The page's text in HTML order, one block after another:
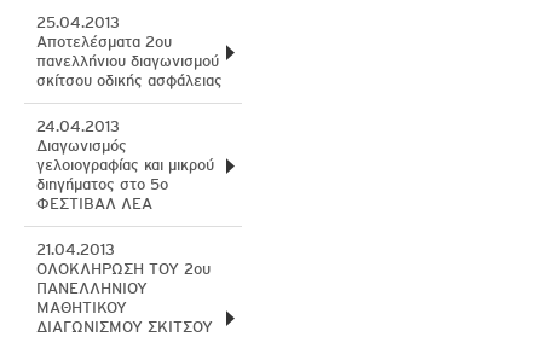
25.04.2013
Αποτελέσματα 2ου
πανελλήνιου διαγωνισμού
σκίτσου οδικής ασφάλειας
24.04.2013
Διαγωνισμός
γελοιογραφίας και μικρού
διηγήματος στο 5ο
ΦΕΣΤΙΒΑΛ ΛΕΑ
21.04.2013
ΟΛΟΚΛΗΡΩΣΗ ΤΟΥ 2ου
ΠΑΝΕΛΛΗΝΙΟΥ
ΜΑΘΗΤΙΚΟΥ
ΔΙΑΓΩΝΙΣΜΟΥ ΣΚΙΤΣΟΥ